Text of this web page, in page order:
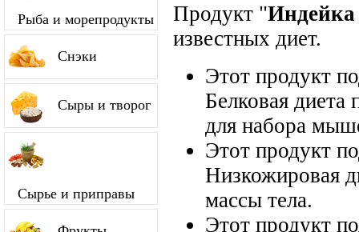
Рыба и морепродукты
Снэки
Сыры и творог
Сырье и приправы
Продукт "
известных диет.
Этот продукт
Белковая диета
для набора
Этот продукт
Низкожировая
массы тела.
Этот продукт